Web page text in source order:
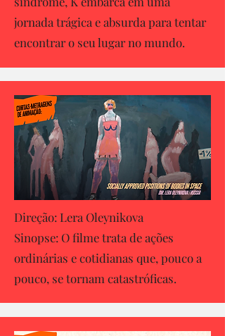
jornada trágica e absurda para tentar
encontrar o seu lugar no mundo.
Direção: Lera Oleynikova
Sinopse: O filme trata de ações
ordinárias e cotidianas que, pouco a
pouco, se tornam catastróficas.